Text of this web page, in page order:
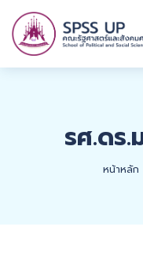
รศ.ดร
หน้าหลัก